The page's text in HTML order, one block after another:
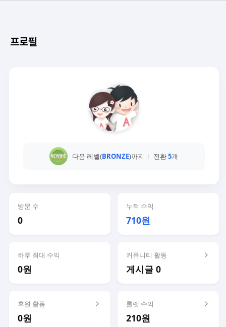
프로필
다음 레벨(BRONZE)까지 전환5개
방문 수
0
누적 수익
710원
하루 최대 수익
0원
커뮤니티 활동
게시글 0
후원 활동
0원
룰렛 수익
210원